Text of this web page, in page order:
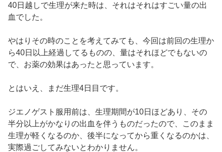
40日越しで生理が来た時は、それはそれはすごい量の出
血でした。
やはりその時のことを考えてみても、今回は前回の生理か
ら40日以上経過してるものの、量はそれほどでもないの
で、お薬の効果はあったと思っています。
とはいえ、まだ生理4日目です。
ジエノゲスト服用前は、生理期間が10日ほどあり、その
半分以上がかなりの出血を伴うものだったので、このまま
生理が軽くなるのか、後半になってから重くなるのかは、
実際過ごしてみないとわかりません。